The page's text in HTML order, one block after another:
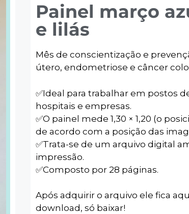
Painel março
e lilás
Mês de conscientização e
útero, endometriose e câncer
✅️Ideal para trabalhar em postos
hospitais e empresas.
✅️O painel mede 1,30 × 1,20 (o
de acordo com a posição das
✅️Trata-se de um arquivo digital
impressão.
✅️Composto por 28 páginas.
Após adquirir o arquivo ele fica
download, só baixar!